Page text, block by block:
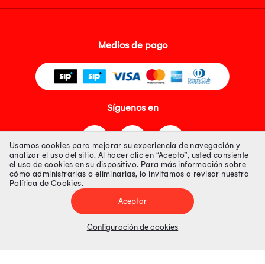
Medios de pago
Síguenos en
Tienda 100% Segura
Tiendas Peruanas S.A. R.U.C. Nº 20493020618. Todos los derechos
Precios disponibles solo en www.oechsle.pe. Precios online publicados
Usamos cookies para mejorar su experiencia de navegación y
analizar el uso del sitio. Al hacer clic en “Acepto”, usted consiente
el uso de cookies en su dispositivo. Para más información sobre
cómo administrarlas o eliminarlas, lo invitamos a revisar nuestra
Política de Cookies.
Aceptar
Configuración de cookies